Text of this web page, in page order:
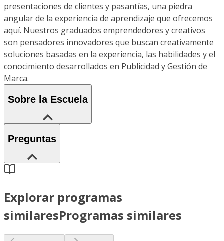
presentaciones de clientes y pasantías, una piedra
angular de la experiencia de aprendizaje que ofrecemos
aquí. Nuestros graduados emprendedores y creativos
son pensadores innovadores que buscan creativamente
soluciones basadas en la experiencia, las habilidades y el
conocimiento desarrollados en Publicidad y Gestión de
Marca.
Sobre la Escuela
Preguntas
Explorar programas
similaresProgramas similares